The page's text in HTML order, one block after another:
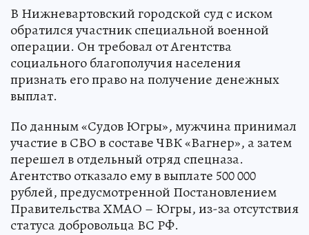
В Нижневартовский городской суд с иском
обратился участник специальной военной
операции. Он требовал от Агентства
социального благополучия населения
признать его право на получение денежных
выплат.
По данным «Судов Югры», мужчина принимал
участие в СВО в составе ЧВК «Вагнер», а затем
перешел в отдельный отряд спецназа.
Агентство отказало ему в выплате 500 000
рублей, предусмотренной Постановлением
Правительства ХМАО – Югры, из-за отсутствия
статуса добровольца ВС РФ.